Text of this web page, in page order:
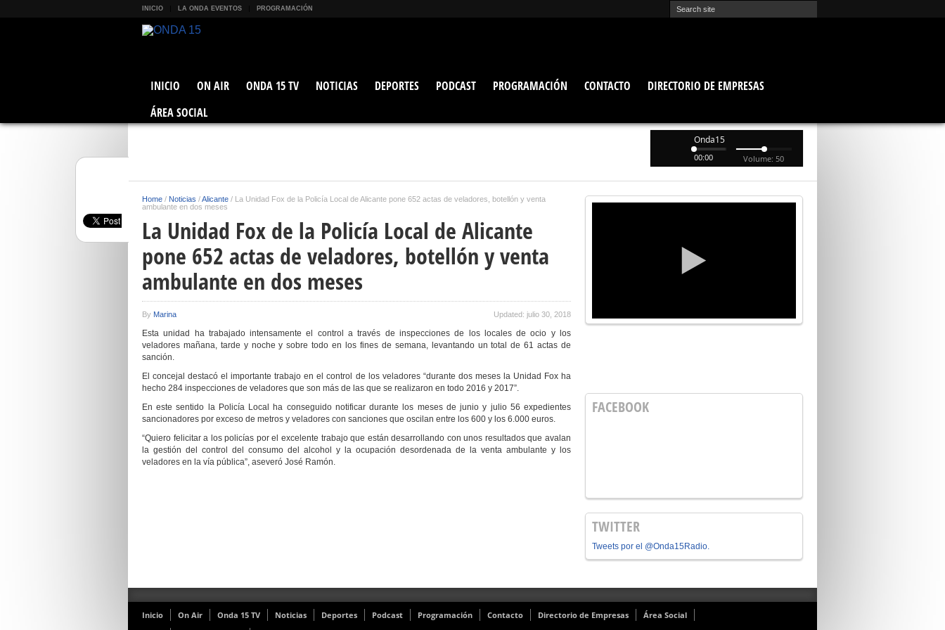
INICIO LA ONDA EVENTOS PROGRAMACIÓN
INICIO ON AIR ONDA 15 TV NOTICIAS DEPORTES PODCAST PROGRAMACIÓN CONTACTO
DIRECTORIO DE EMPRESAS
ÁREA SOCIAL
Onda15
00:00 Volume: 50
Home / Noticias /Alicante / La Unidad Fox de la Policía Local de Alicante pone 652 actas de veladores, botellón y venta
ambulante en dos meses
La Unidad Fox de la Policía Local de Alicante
pone 652 actas de veladores, botellón y venta
ambulante en dos meses
By Marina Updated: julio 30, 2018
Esta unidad ha trabajado intensamente el control a través de inspecciones de los locales de ocio y los
veladores mañana, tarde y noche y sobre todo en los fines de semana, levantando un total de 61 actas de
sanción.
El concejal destacó el importante trabajo en el control de los veladores “durante dos meses la Unidad Fox ha
hecho 284 inspecciones de veladores que son más de las que se realizaron en todo 2016 y 2017”.
En este sentido la Policía Local ha conseguido notificar durante los meses de junio y julio 56 expedientes
sancionadores por exceso de metros y veladores con sanciones que oscilan entre los 600 y los 6.000 euros.
“Quiero felicitar a los policías por el excelente trabajo que están desarrollando con unos resultados que avalan
la gestión del control del consumo del alcohol y la ocupación desordenada de la venta ambulante y los
veladores en la vía pública”, aseveró José Ramón.
FACEBOOK
TWITTER
Tweets por el @Onda15Radio.
Inicio On Air Onda 15 TV Noticias Deportes Podcast Programación Contacto Directorio de Empresas
Área Social